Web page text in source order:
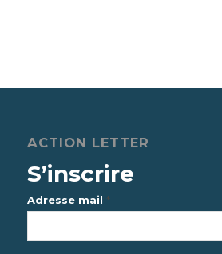
ACTION LETTER
S’inscrire
Adresse mail *